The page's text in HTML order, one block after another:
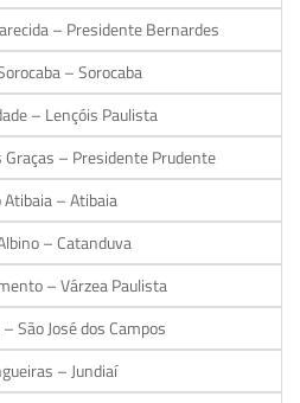
– Presidente Bernardes
– Sorocaba
– Lençóis Paulista
Graças – Presidente Prudente
Atibaia – Atibaia
– Catanduva
– Várzea Paulista
– São José dos Campos
– Jundiaí